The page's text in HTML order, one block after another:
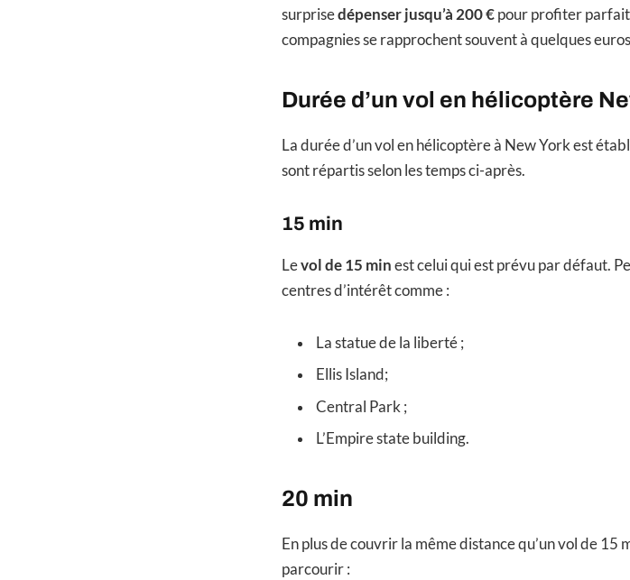
surprisedépenser jusqu’à 200 € pour profiter
compagnies se rapprochent souvent à quelques
Durée d’un vol en hélicoptère
La durée d’un vol en hélicoptère à New York est
sont répartis selon les temps ci-après.
15 min
Levol de 15 min est celui qui est prévu par défaut.
centres d’intérêt comme :
La statue de la liberté ;
Ellis Island;
Central Park ;
L’Empire state building.
20 min
En plus de couvrir la même distance qu’un vol de 15
parcourir :